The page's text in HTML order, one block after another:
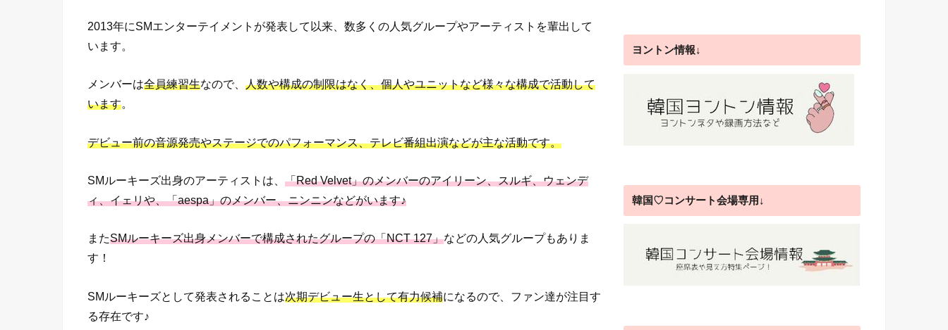
2013年にSMエンターテイメントが発表して以来、数多くの人気グループやアーティストを輩出して
います。
メンバーは全員練習生なので、 人数や構成の制限はなく、個人やユニットなど様々な構成で活動して
います。
デビュー前の音源発売やステージでのパフォーマンス、テレビ番組出演などが主な活動です。
SMルーキーズ出身のアーティストは、 「Red Velvet」のメンバーのアイリーン、スルギ、ウェンデ
ィ、イェリや、「aespa」のメンバー、ニンニンなどがいます♪
またSMルーキーズ出身メンバーで構成されたグループの「NCT 127」などの人気グループもありま
す！
SMルーキーズとして発表されることは次期デビュー生として有力候補になるので、ファン達が注目す
る存在です♪
ヨントン情報↓
韓国♡コンサート会場専用↓